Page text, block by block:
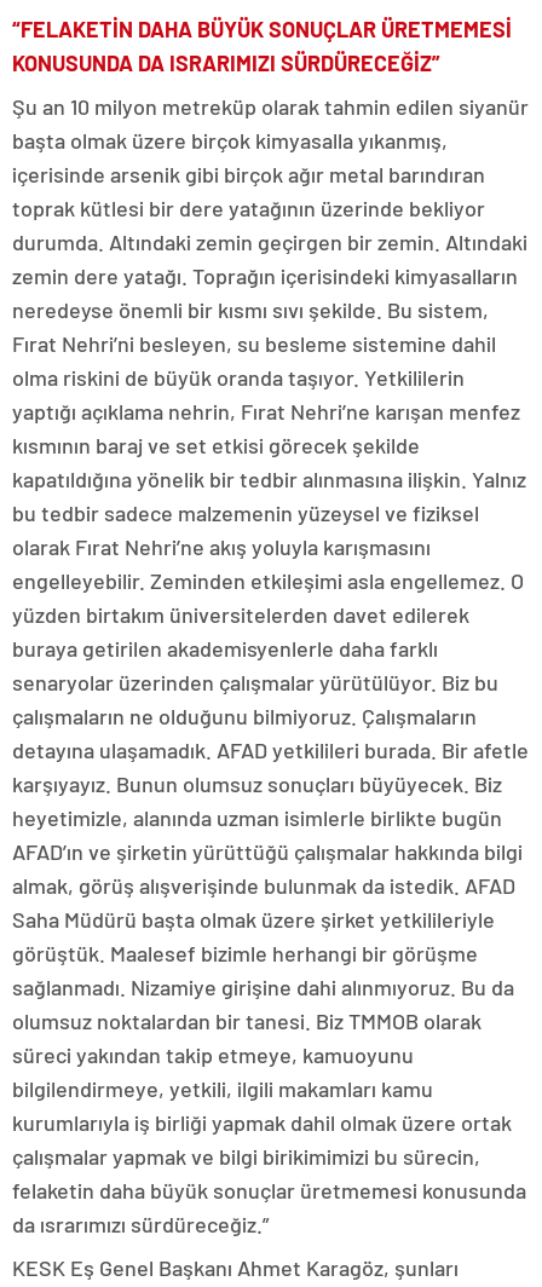
“FELAKETİN DAHA BÜYÜK SONUÇLAR ÜRETMEMESİ
KONUSUNDA DA ISRARIMIZI SÜRDÜRECEĞİZ”
Şu an 10 milyon metreküp olarak tahmin edilen siyanür
başta olmak üzere birçok kimyasalla yıkanmış,
içerisinde arsenik gibi birçok ağır metal barındıran
toprak kütlesi bir dere yatağının üzerinde bekliyor
durumda. Altındaki zemin geçirgen bir zemin. Altındaki
zemin dere yatağı. Toprağın içerisindeki kimyasalların
neredeyse önemli bir kısmı sıvı şekilde. Bu sistem,
Fırat Nehri’ni besleyen, su besleme sistemine dahil
olma riskini de büyük oranda taşıyor. Yetkililerin
yaptığı açıklama nehrin, Fırat Nehri’ne karışan menfez
kısmının baraj ve set etkisi görecek şekilde
kapatıldığına yönelik bir tedbir alınmasına ilişkin. Yalnız
bu tedbir sadece malzemenin yüzeysel ve fiziksel
olarak Fırat Nehri’ne akış yoluyla karışmasını
engelleyebilir. Zeminden etkileşimi asla engellemez. O
yüzden birtakım üniversitelerden davet edilerek
buraya getirilen akademisyenlerle daha farklı
senaryolar üzerinden çalışmalar yürütülüyor. Biz bu
çalışmaların ne olduğunu bilmiyoruz. Çalışmaların
detayına ulaşamadık. AFAD yetkilileri burada. Bir afetle
karşıyayız. Bunun olumsuz sonuçları büyüyecek. Biz
heyetimizle, alanında uzman isimlerle birlikte bugün
AFAD’ın ve şirketin yürüttüğü çalışmalar hakkında bilgi
almak, görüş alışverişinde bulunmak da istedik. AFAD
Saha Müdürü başta olmak üzere şirket yetkilileriyle
görüştük. Maalesef bizimle herhangi bir görüşme
sağlanmadı. Nizamiye girişine dahi alınmıyoruz. Bu da
olumsuz noktalardan bir tanesi. Biz TMMOB olarak
süreci yakından takip etmeye, kamuoyunu
bilgilendirmeye, yetkili, ilgili makamları kamu
kurumlarıyla iş birliği yapmak dahil olmak üzere ortak
çalışmalar yapmak ve bilgi birikimimizi bu sürecin,
felaketin daha büyük sonuçlar üretmemesi konusunda
da ısrarımızı sürdüreceğiz.”
KESK Eş Genel Başkanı Ahmet Karagöz, şunları